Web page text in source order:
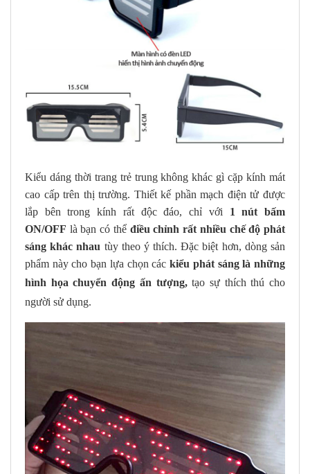
Kiểu dáng thời trang trẻ trung không khác gì cặp kính mát
cao cấp trên thị trường. Thiết kế phần mạch điện tử được
lắp bên trong kính rất độc đáo, chỉ với 1 nút bấm
ON/OFF là bạn có thể điều chỉnh rất nhiều chế độ phát
sáng khác nhau tùy theo ý thích. Đặc biệt hơn, dòng sản
phẩm này cho bạn lựa chọn cáckiểu phát sáng là những
hình họa chuyển động ấn tượng,tạo sự thích thú cho
người sử dụng.